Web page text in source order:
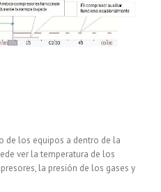
de los equipos a dentro de la
ver la temperatura de los
la presión de los gases y